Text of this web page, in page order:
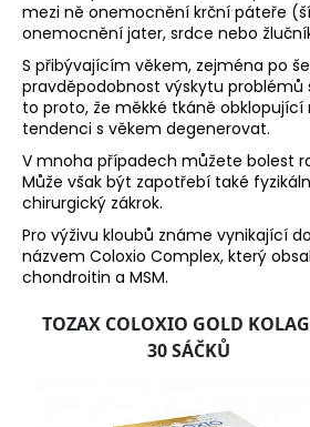
mezi ně onemocnění krční páteře
onemocnění jater, srdce nebo
S přibývajícím věkem, zejména po
pravděpodobnost výskytu problémů
to proto, že měkké tkáně
tendenci s věkem degenerovat.
V mnoha případech můžete bolest
Může však být zapotřebí také
chirurgický zákrok.
Pro výživu kloubů známe vynikající
názvem Coloxio Complex, který
chondroitin a MSM.